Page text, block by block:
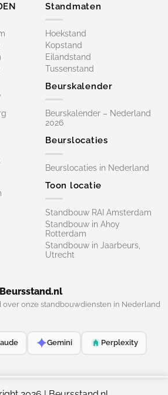
Standmaten
Hoekstand
Kopstand
Eilandstand
Tussenstand
Beurskalender
Beurskalender – Nederland
2026
Beurslocaties
Beurslocaties in Nederland
Toon locatie
Standbouw RAI Amsterdam
Standbouw in Ahoy
Rotterdam
Standbouw in Jaarbeurs,
Utrecht
onze standbouwdiensten in Nederland
Gemini Perplexity